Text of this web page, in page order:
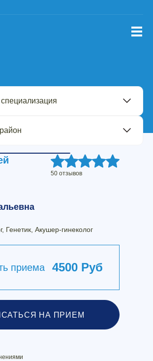
50 отзывов
Генетик, Акушер-гинеколог
приема 4500 Руб
НА ПРИЕМ